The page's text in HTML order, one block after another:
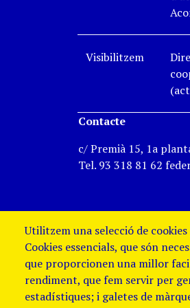
Visibilitzem
Contacte
c/ Premià 15, 1a
Tel. 93 318 81 62
Utilitzem una selecció de
Cookies essencials, que són
que proporcionen una millor
rendiment, que fem servir per
estadístiques; i galetes de